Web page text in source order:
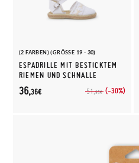
(2 FARBEN) (GRÖSSE 19 - 30)
ESPADRILLE MIT BESTICKTEM
RIEMEN UND SCHNALLE
51,95€ (-30%)
36,36€